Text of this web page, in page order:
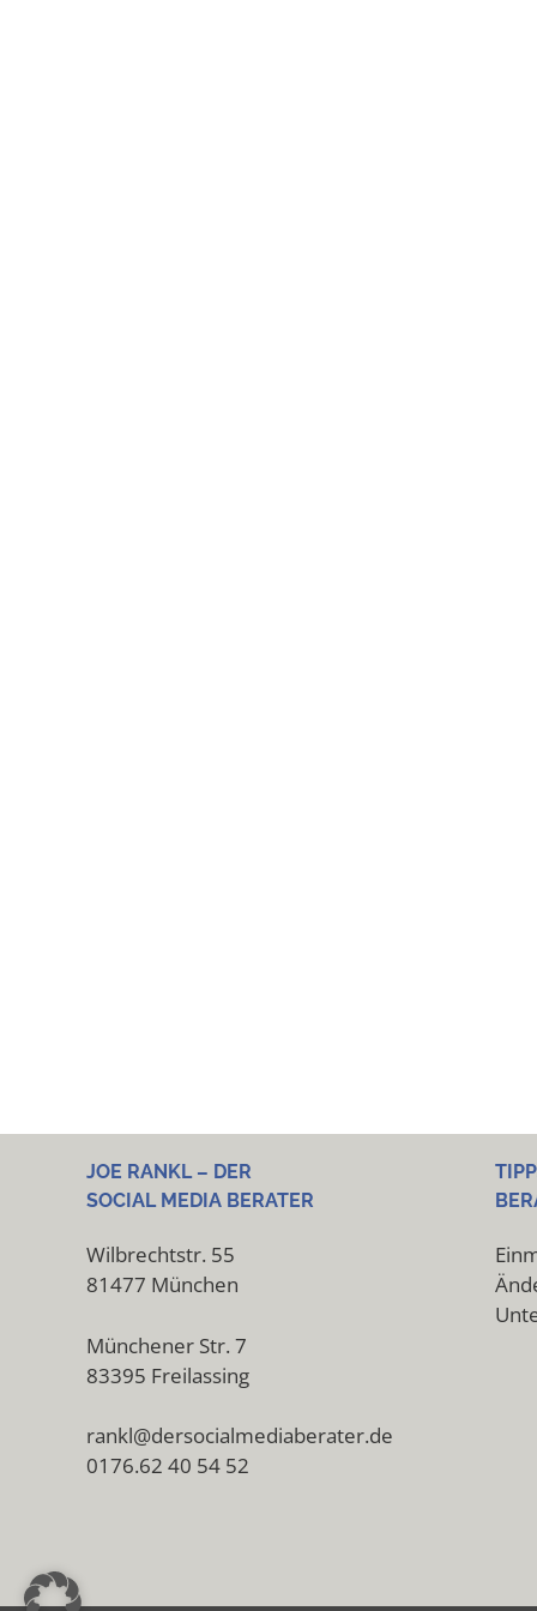
JOE RANKL – DER
SOCIAL MEDIA BERATER
Wilbrechtstr. 55
81477 München
Münchener Str. 7
83395 Freilassing
rankl@dersocialmediaberater.de
0176.62 40 54 52